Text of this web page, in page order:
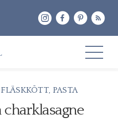
FLÄSKKÖTT PASTA